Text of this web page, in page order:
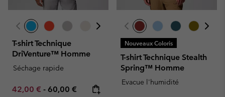
T-shirt Technique
DriVenture™ Homme
Séchage rapide
Minimum sale price:
42,00 € - Maximum price:
60,00 €
Nouveaux Coloris
T-shirt Technique Stealth
Spring™ Homme
Evacue l'humidité